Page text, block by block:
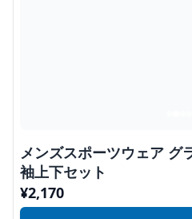
メンズスポーツウェア グ
袖上下セット
¥2,170